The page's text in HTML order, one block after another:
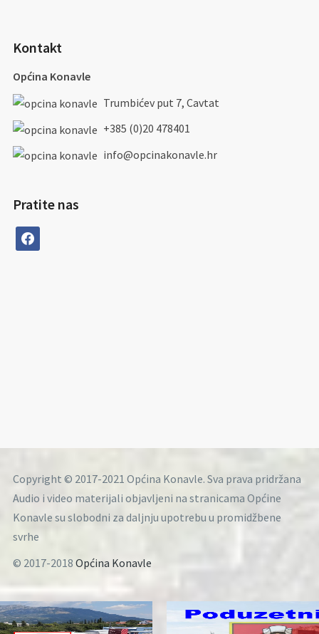
Kontakt
Općina Konavle
Trumbićev put 7, Cavtat
+385 (0)20 478401
info@opcinakonavle.hr
Pratite nas
facebook
Copyright © 2017-2021 Općina Konavle. Sva prava pridržana
Audio i video materijali objavljeni na stranicama Općine
Konavle su slobodni za daljnju upotrebu u promidžbene
svrhe
© 2017-2018 Općina Konavle